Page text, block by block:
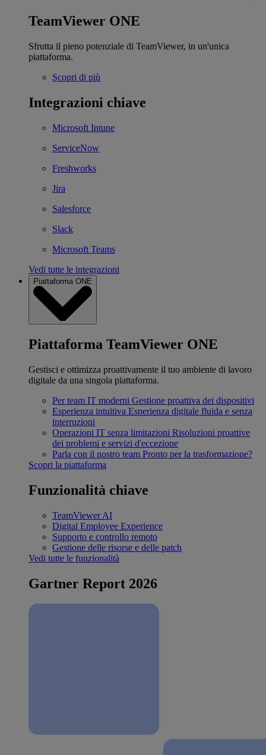
TeamViewer ONE
Sfrutta il pieno potenziale di TeamViewer, in un'unica
piattaforma.
Scopri di più
Integrazioni chiave
Microsoft Intune
ServiceNow
Freshworks
Jira
Salesforce
Slack
Microsoft Teams
Vedi tutte le integrazioni
Piattaforma ONE
Piattaforma TeamViewer ONE
Gestisci e ottimizza proattivamente il tuo ambiente di lavoro
digitale da una singola piattaforma.
Per team IT moderni Gestione proattiva dei dispositivi
Esperienza intuitiva Esperienza digitale fluida e senza
interruzioni
Operazioni IT senza limitazioni Risoluzioni proattive
dei problemi e servizi d'eccezione
Parla con il nostro team Pronto per la trasformazione?
Scopri la piattaforma
Funzionalità chiave
TeamViewer AI
Digital Employee Experience
Supporto e controllo remoto
Gestione delle risorse e delle patch
Vedi tutte le funzionalità
Gartner Report 2026